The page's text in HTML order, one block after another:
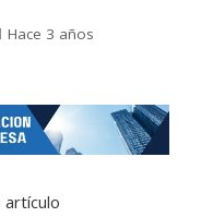
Hace 3 años
artículo